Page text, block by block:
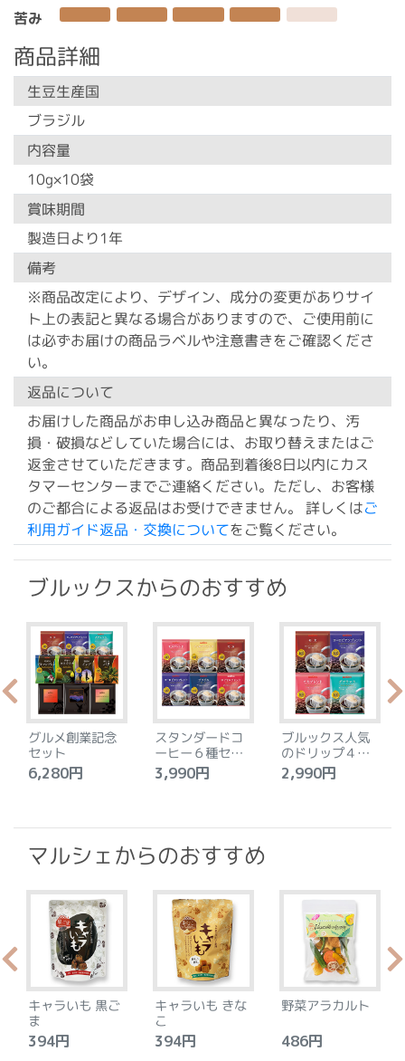
苦み
商品詳細
生豆生産国
ブラジル
内容量
10g×10袋
賞味期間
製造日より1年
備考
※商品改定により、デザイン、成分の変更がありサイ
ト上の表記と異なる場合がありますので、ご使用前に
は必ずお届けの商品ラベルや注意書きをご確認くださ
い。
返品について
お届けした商品がお申し込み商品と異なったり、汚
損・破損などしていた場合には、お取り替えまたはご
返金させていただきます。商品到着後8日以内にカス
タマーセンターまでご連絡ください。ただし、お客様
のご都合による返品はお受けできません。 詳しくはご
利用ガイド返品・交換についてをご覧ください。
ブルックスからのおすすめ
グルメ創業記念
セット
6,280円
スタンダードコ
ーヒー６種セッ
ト
3,990円
ブルックス人気
のドリップ４種
セット
2,990円
マルシェからのおすすめ
キャラいも 黒ご
ま
394円
キャラいも きな
こ
394円
野菜アラカルト
486円